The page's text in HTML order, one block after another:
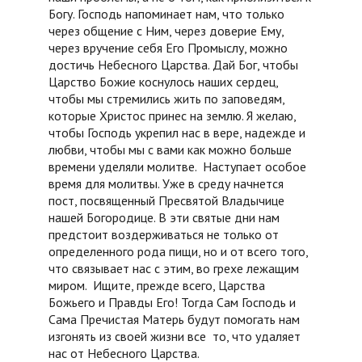
Богу. Господь напоминает нам, что только
через общение с Ним, через доверие Ему,
через вручение себя Его Промыслу, можно
достичь Небесного Царства. Дай Бог, чтобы
Царство Божие коснулось наших сердец,
чтобы мы стремились жить по заповедям,
которые Христос принес на землю. Я желаю,
чтобы Господь укрепил нас в вере, надежде и
любви, чтобы мы с вами как можно больше
времени уделяли молитве. Наступает особое
время для молитвы. Уже в среду начнется
пост, посвященный Пресвятой Владычице
нашей Богородице. В эти святые дни нам
предстоит воздерживаться не только от
определенного рода пищи, но и от всего того,
что связывает нас с этим, во грехе лежащим
миром. Ищите, прежде всего, Царства
Божьего и Правды Его! Тогда Сам Господь и
Сама Пречистая Матерь будут помогать нам
изгонять из своей жизни все то, что удаляет
нас от Небесного Царства.